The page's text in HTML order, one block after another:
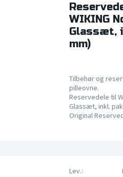
WIKING
Glassæt,
mm)
Tilbehør og
pilleovne.
Reservedele til
Glassæt, inkl.
Original
Lev.: